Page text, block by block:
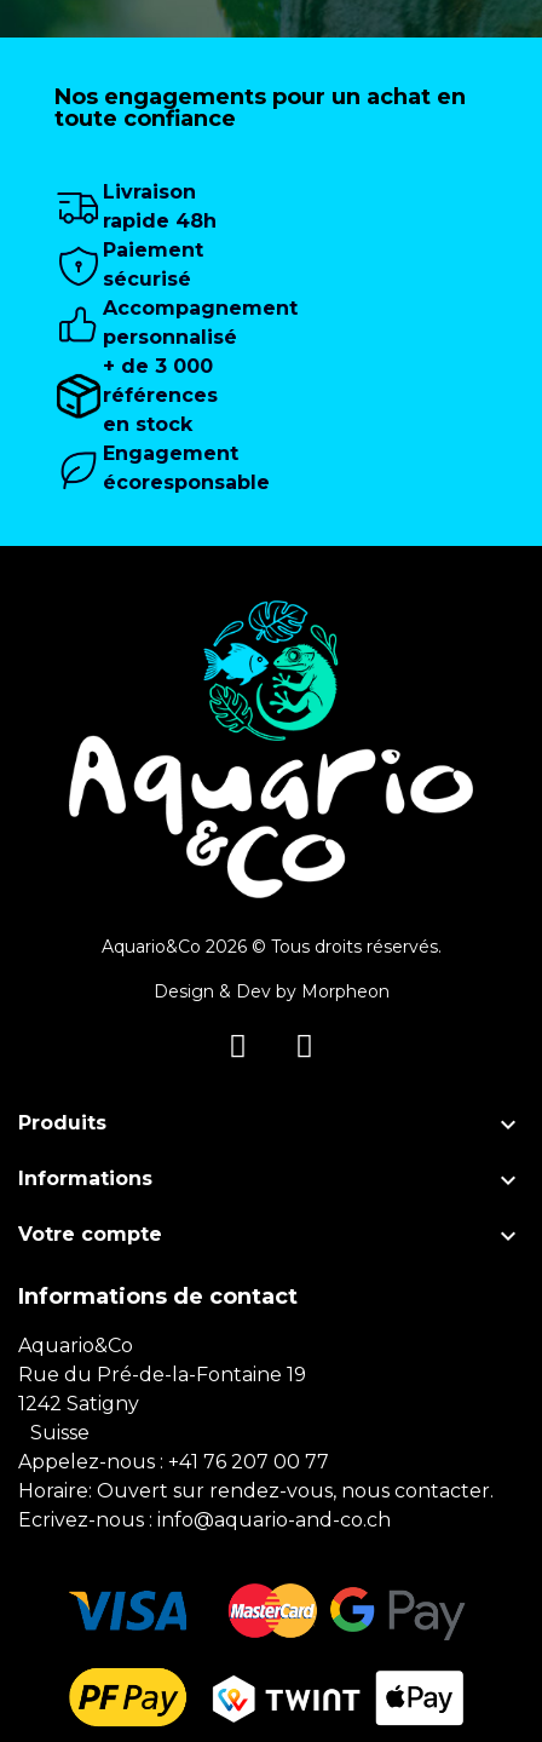
Nos engagements pour un achat en
toute confiance
Livraison
rapide 48h
Paiement
sécurisé
Accompagnement
personnalisé
+ de 3 000
références
en stock
Engagement
écoresponsable
Aquario&Co 2026 © Tous droits réservés.
Design & Dev by Morpheon
Produits 
Informations 
Votre compte 
Informations de contact
Aquario&Co
Rue du Pré-de-la-Fontaine 19
1242 Satigny
Suisse
Appelez-nous : +41 76 207 00 77
Horaire: Ouvert sur rendez-vous, nous contacter.
Ecrivez-nous : info@aquario-and-co.ch